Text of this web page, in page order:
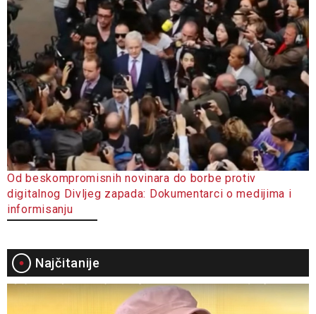
Od beskompromisnih novinara do borbe protiv
digitalnog Divljeg zapada: Dokumentarci o medijima i
informisanju
Najčitanije